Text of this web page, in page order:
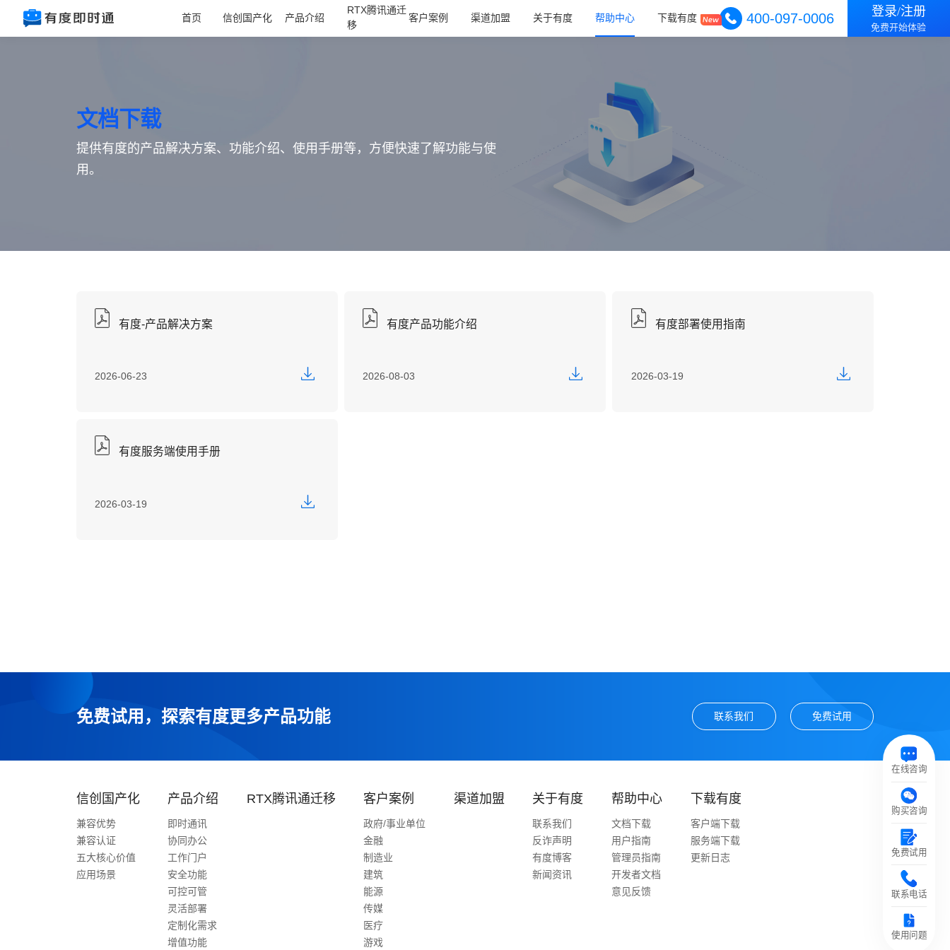
首页 信创国产化 产品介绍
RTX腾讯通迁
移
客户案例 渠道加盟 关于有度 帮助中心 下载有度 400-097-0006 登录/注册
免费开始体验
文档下载
提供有度的产品解决方案、功能介绍、使用手册等，方便快速了解功能与使
用。
有度-产品解决方案
2026-06-23
有度产品功能介绍
2026-08-03
有度部署使用指南
2026-03-19
有度服务端使用手册
2026-03-19
免费试用，探索有度更多产品功能 联系我们 免费试用
在线咨询
购买咨询
免费试用
联系电话
使用问题
信创国产化
兼容优势
兼容认证
五大核心价值
应用场景
产品介绍
即时通讯
协同办公
工作门户
安全功能
可控可管
灵活部署
定制化需求
增值功能
RTX腾讯通迁移 客户案例
政府/事业单位
金融
制造业
建筑
能源
传媒
医疗
游戏
渠道加盟 关于有度
联系我们
反诈声明
有度博客
新闻资讯
帮助中心
文档下载
用户指南
管理员指南
开发者文档
意见反馈
下载有度
客户端下载
服务端下载
更新日志